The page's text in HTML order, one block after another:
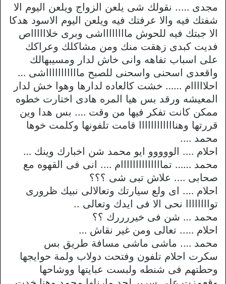
مجدى ….. نقولك شى يلعن الزواج ويلعن اليوم الا
شفتك فيه والا عرفتك فيه ويلعن اليوم الاسود هدكا
الا جبتك فيه للحوش مااااااااشى وبرى خلااااااص
فديت كبدى زهقت منك ومن مشاكلك وعراكك
على اسباب تفاهه وانى خاش لدار ومسيبهالك
واقعدى اسحنى واسحنى للصبح ماااااااااااشى …
احلااااام …… خشت كالعاده لدارها وهوا خش لدار
المعيشه ورقد بس هيا المره هادى اختارت خطوه
ممكن كانت تفكر فيها من وقت …. بس هدا وين
قررتها وهناااااااااااا قامت تلفونها وكلمت خوها
محمد ….
احلام …. الووووو ايو محمد شن اخبارك وينك …
محمد …… تماااااااااااااام …. انى فى القهوه مع
صحابى …. علاش تبى شى ؟؟؟
احلام …. اى ولع سيارتك وتعالالى نبيك ظرورى
تواااااااا نحى الا فى ايدك وتعالى ..
محمد … شن فى خيررررك ؟؟
احلام ….. تعالى ومن غير نقاش …
محمد …. ماشى ماشى مسافة طريق بس
سكرت احلام تلفون وفتحت دولاب ولمة حوايجها
وحطتهم فى شنطه ولبست عبايتها ووشاحها